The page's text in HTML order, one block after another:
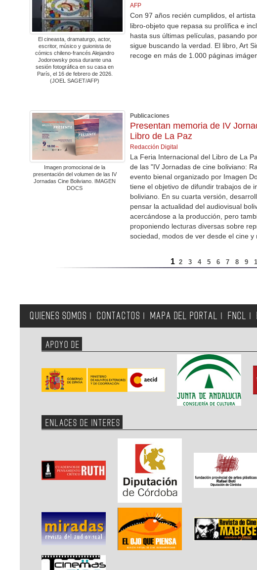
El cineasta, dramaturgo, actor,
escritor, músico y guionista de
cómics chileno-francés Alejandro
Jodorowsky posa durante una
sesión fotográfica en su casa en
París, el 16 de febrero de 2026.
(JOEL SAGET/AFP)
AFP
Con 97 años recién cumplidos, el
libro-objeto que repasa su prolífica e
hasta sus últimas películas, pasando
sigue buscando la verdad. El libro, Art
recoge en más de 1.000 páginas
Imagen promocional de la
presentación del volumen de las IV
Jornadas Cine Boliviano. IMAGEN
DOCS
Publicaciones
Presentan memoria de IV
Libro de La Paz
Redacción Digital
La Feria Internacional del Libro de La
de las "IV Jornadas de cine boliviano:
evento bienal organizado por Imagen
tiene el objetivo de difundir trabajos de
boliviano. En su cuarta versión,
pensar la actualidad del audiovisual
acercándose a la producción, pero
proponiendo lecturas diversas sobre
sociedad, modos de ver desde el cine y
1 2 3 4 5 6 7 8 9
QUIENES SOMOS CONTACTOS MAPA DEL PORTAL FNCL
APOYO DE
ENLACES DE INTERES